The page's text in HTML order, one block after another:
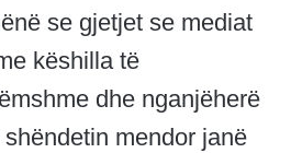
se gjetjet se mediat
këshilla të
dhe nganjëherë
mendor janë